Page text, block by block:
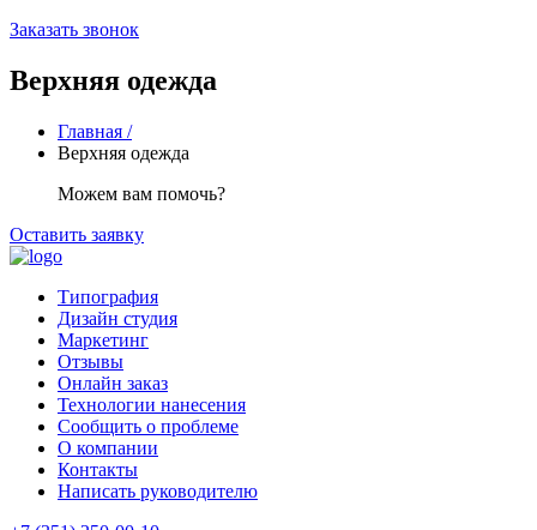
Заказать звонок
Верхняя одежда
Главная /
Верхняя одежда
Можем вам помочь?
Оставить заявку
Типография
Дизайн студия
Маркетинг
Отзывы
Онлайн заказ
Технологии нанесения
Сообщить о проблеме
О компании
Контакты
Написать руководителю